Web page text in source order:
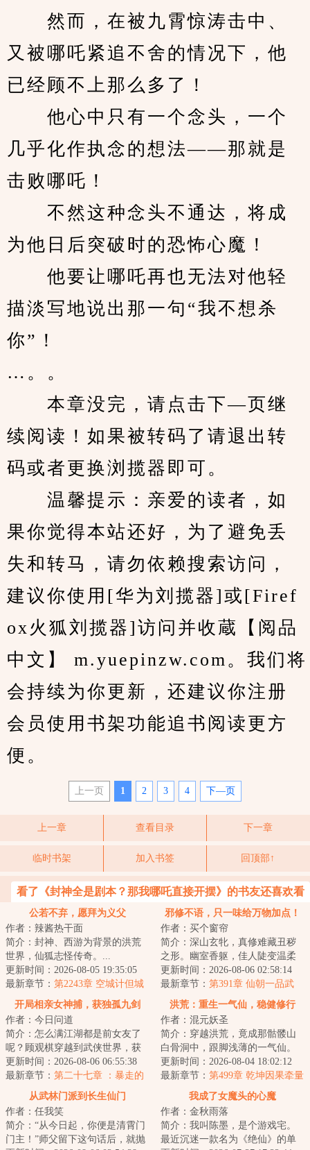
然而，在被九霄惊涛击中、
又被哪吒紧追不舍的情况下，他
已经顾不上那么多了！
他心中只有一个念头，一个
几乎化作执念的想法——那就是
击败哪吒！
不然这种念头不通达，将成
为他日后突破时的恐怖心魔！
他要让哪吒再也无法对他轻
描淡写地说出那一句“我不想杀
你”！
…。。
本章没完，请点击下—页继
续阅读！如果被转码了请退出转
码或者更换浏揽器即可。
温馨提示：亲爱的读者，如
果你觉得本站还好，为了避免丢
失和转马，请勿依赖搜索访问，
建议你使用[华为刘揽器]或[Firef
ox火狐刘揽器]访问并收蔵【阅品
中文】 m.yuepinzw.com。我们将
会持续为你更新，还建议你注册
会员使用书架功能追书阅读更方
便。
上一页 1 2 3 4 下—页
上一章 查看目录 下一章
临时书架 加入书签 回顶部↑
看了《封神全是剧本？那我哪吒直接开摆》的书友还喜欢看
公若不弃，愿拜为义父
作者：辣酱热干面
简介：封神、西游为背景的洪荒
世界，仙狐志怪传奇。...
更新时间：2026-08-05 19:35:05
最新章节： 第2243章 空城计但城
内骄兵悍将
邪修不语，只一味给万物加点！
作者：买个窗帘
简介：深山玄牝，真修难藏丑秽
之形。幽室香躯，佳人陡变温柔
之质。欲用万寿仙朝万年寿，成
就仙人洞里真仙...
更新时间：2026-08-06 02:58:14
最新章节： 第391章 仙朝一品武
官，万寿十八青云帅、三天大战
的隐秘（五千字）
开局相亲女神捕，获独孤九剑
作者：今日问道
简介：怎么满江湖都是前女友了
呢？顾观棋穿越到武侠世界，获
得【相亲系统】。只要相亲就可
以获得各种武林...
更新时间：2026-08-06 06:55:38
最新章节： 第二十七章 ：暴走的
温淑仪（求月票）
洪荒：重生一气仙，稳健修行
作者：混元妖圣
简介：穿越洪荒，竟成那骷髅山
白骨洞中，跟脚浅薄的一气仙。
他知道，唯有稳健，方是长生真
谛。从此，世间...
更新时间：2026-08-04 18:02:12
最新章节： 第499章 乾坤因果牵量
尺，方外群贤临南瞻
从武林门派到长生仙门
作者：任我笑
简介：“从今日起，你便是清霄门
门主！”师父留下这句话后，就抛
我成了女魔头的心魔
作者：金秋雨落
简介：我叫陈墨，是个游戏宅。
最近沉迷一款名为《绝仙》的单